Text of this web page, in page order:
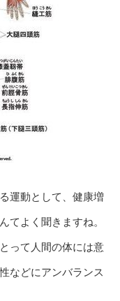
運動として、健康増
てよく聞きますね。
って人間の体には意
などにアンバランス